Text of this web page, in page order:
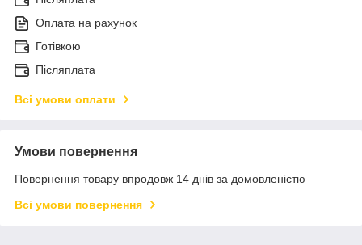
Оплата на рахунок
Готівкою
Післяплата
Всі умови оплати
Умови повернення
Повернення товару впродовж 14 днів за домовленістю
Всі умови повернення